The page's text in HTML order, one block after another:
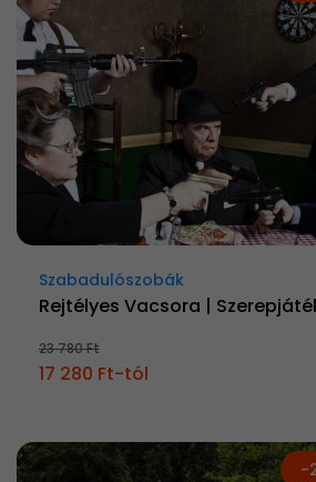
Szabadulószobák
Rejtélyes Vacsora |
23 780 Ft
17 280 Ft-tól
-